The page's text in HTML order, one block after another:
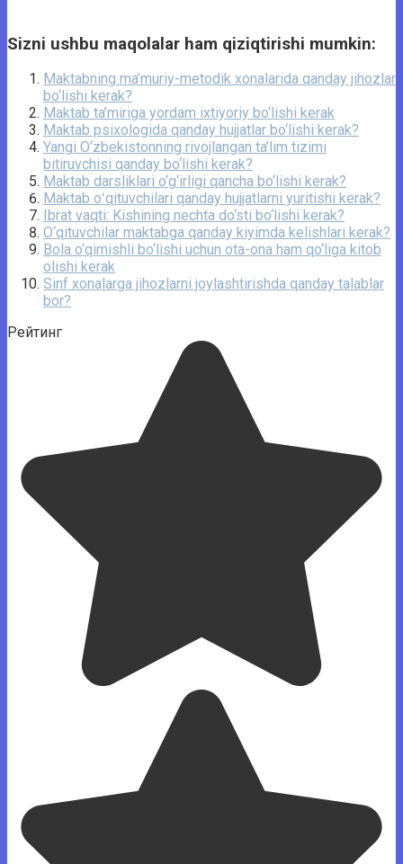
Sizni ushbu maqolalar ham qiziqtirishi mumkin:
Maktabning ma’muriy-metodik xonalarida qanday jihozlar
bo‘lishi kerak?
Maktab ta’miriga yordam ixtiyoriy bo‘lishi kerak
Maktab psixologida qanday hujjatlar bo‘lishi kerak?
Yangi O‘zbekistonning rivojlangan ta’lim tizimi
bitiruvchisi qanday bo‘lishi kerak?
Maktab darsliklari o‘g‘irligi qancha bo‘lishi kerak?
Maktab oʻqituvchilari qanday hujjatlarni yuritishi kerak?
Ibrat vaqti: Kishining nechta do‘sti bo‘lishi kerak?
O‘qituvchilar maktabga qanday kiyimda kelishlari kerak?
Bola o‘qimishli bo‘lishi uchun ota-ona ham qo‘liga kitob
olishi kerak
Sinf xonalarga jihozlarni joylashtirishda qanday talablar
bor?
Рейтинг